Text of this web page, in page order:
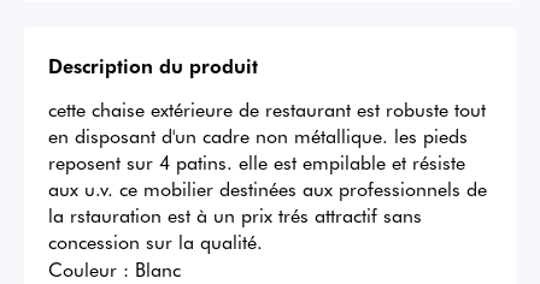
Description du produit
cette chaise extérieure de restaurant est robuste tout
en disposant d'un cadre non métallique. les pieds
reposent sur 4 patins. elle est empilable et résiste
aux u.v. ce mobilier destinées aux professionnels de
la rstauration est à un prix trés attractif sans
concession sur la qualité.
Couleur : Blanc